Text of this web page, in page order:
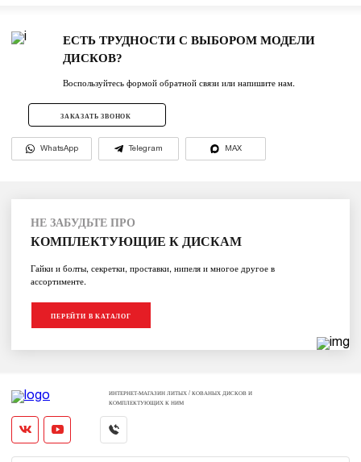
ЕСТЬ ТРУДНОСТИ С ВЫБОРОМ МОДЕЛИ
ДИСКОВ?
Воспользуйтесь формой обратной связи или напишите нам.
ЗАКАЗАТЬ ЗВОНОК
WhatsApp Telegram MAX
НЕ ЗАБУДЬТЕ ПРО
КОМПЛЕКТУЮЩИЕ К ДИСКАМ
Гайки и болты, секретки, проставки, нипеля и многое другое в
ассортименте.
ПЕРЕЙТИ В КАТАЛОГ
ИНТЕРНЕТ-МАГАЗИН ЛИТЫХ / КОВАНЫХ ДИСКОВ И
КОМПЛЕКТУЮЩИХ К НИМ